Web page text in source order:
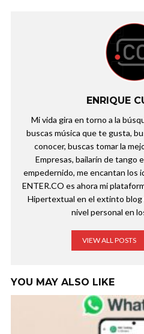
ENRIQUE
Mi vida gira en torno a la
buscas música que te gusta,
conocer, buscas tomar la
Empresas, bailarín de tango
empedernido, me encantan los
ENTER.CO es ahora mi
Hipertextual en el extinto blog
nivel personal en
VIEW ALL POSTS
YOU MAY ALSO LIKE